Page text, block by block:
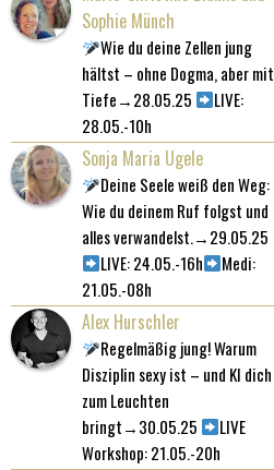
Sophie Münch
Wie du deine Zellen jung
hältst – ohne Dogma, aber mit
Tiefe→28.05.25
LIVE:
28.05.-10h
Sonja Maria Ugele
Deine Seele weiß den Weg:
Wie du deinem Ruf folgst und
alles verwandelst.→29.05.25
LIVE: 24.05.-16h
Medi:
21.05.-08h
Alex Hurschler
Regelmäßig jung! Warum
Disziplin sexy ist – und KI dich
zum Leuchten
bringt→30.05.25
LIVE
Workshop: 21.05.-20h